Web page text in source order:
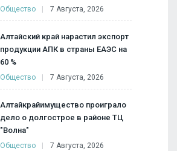
Общество 7 Августа, 2026
Алтайский край нарастил экспорт
продукции АПК в страны ЕАЭС на
60 %
Общество 7 Августа, 2026
Алтайкрайимущество проиграло
дело о долгострое в районе ТЦ
"Волна"
Общество 7 Августа, 2026